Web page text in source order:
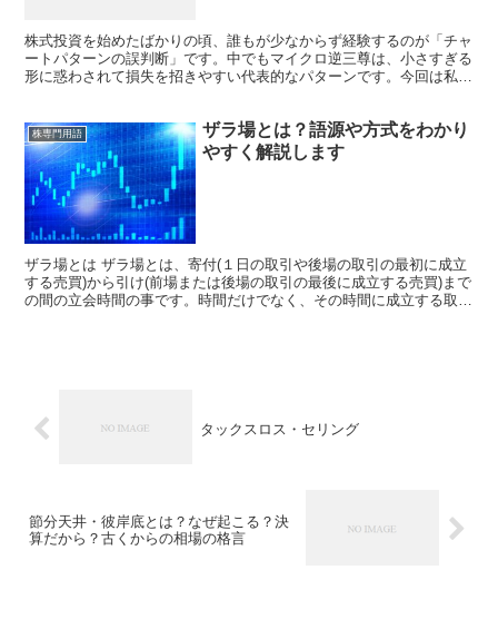
株式投資を始めたばかりの頃、誰もが少なからず経験するのが「チャ
ートパターンの誤判断」です。中でもマイクロ逆三尊は、小さすぎる
形に惑わされて損失を招きやすい代表的なパターンです。今回は私自
株専門用語
ザラ場とは？語源や方式をわかり
やすく解説します
ザラ場とは ザラ場とは、寄付(１日の取引や後場の取引の最初に成立
する売買)から引け(前場または後場の取引の最後に成立する売買)まで
の間の立会時間の事です。時間だけでなく、その時間に成立する取引
タックスロス・セリング
節分天井・彼岸底とは？なぜ起こる？決
算だから？古くからの相場の格言